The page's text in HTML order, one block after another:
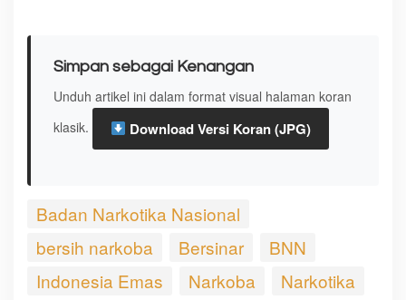
Simpan sebagai Kenangan
Unduh artikel ini dalam format visual halaman koran
klasik.
Download Versi Koran (JPG)
Badan Narkotika Nasional
bersih narkoba
Bersinar
BNN
Indonesia Emas
Narkoba
Narkotika